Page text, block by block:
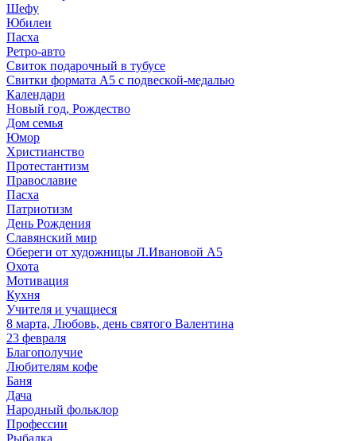
Шефу
Юбилеи
Пасха
Ретро-авто
Свиток подарочный в тубусе
Свитки формата А5 с подвеской-медалью
Календари
Новый год, Рождество
Дом семья
Юмор
Христианство
Протестантизм
Православие
Пасха
Патриотизм
День Рождения
Славянский мир
Обереги от художницы Л.Ивановой А5
Охота
Мотивация
Кухня
Учителя и учащиеся
8 марта, Любовь, день святого Валентина
23 февраля
Благополучие
Любителям кофе
Баня
Дача
Народный фольклор
Профессии
Рыбалка